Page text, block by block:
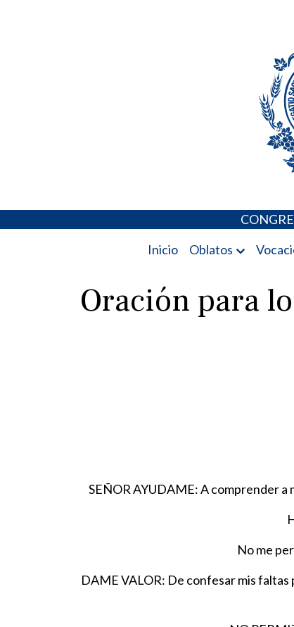
Inicio
Oblatos
Oración para
SEÑOR AYUDAME: A comprender
No me
DAME VALOR: De confesar mis faltas